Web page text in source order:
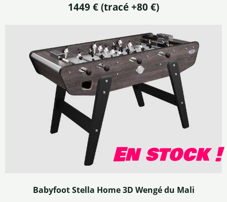
1449 €(tracé +80 €)
En stock !
Babyfoot Stella Home 3D Wengé du Mali